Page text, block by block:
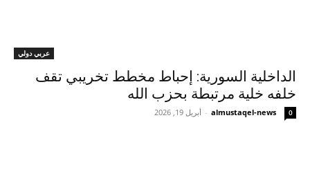
عربي دولي
الداخلية السورية: إحباط مخطط تخريبي تقف
خلفه خلية مرتبطة بحزب الله
almustaqel-news
- أبريل 19, 2026 0